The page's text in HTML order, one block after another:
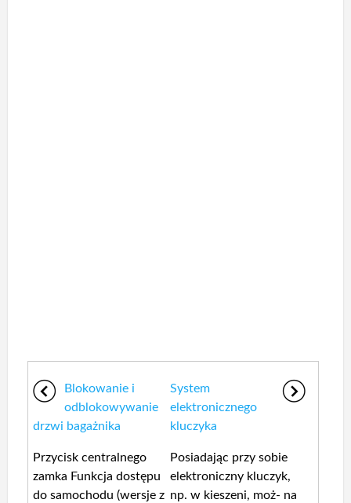
Blokowanie i
odblokowywanie
drzwi bagażnika
Przycisk centralnego
zamka Funkcja dostępu
do samochodu (wersje z
System
elektronicznego
kluczyka
Posiadając przy sobie
elektroniczny kluczyk,
np. w kieszeni, moż- na